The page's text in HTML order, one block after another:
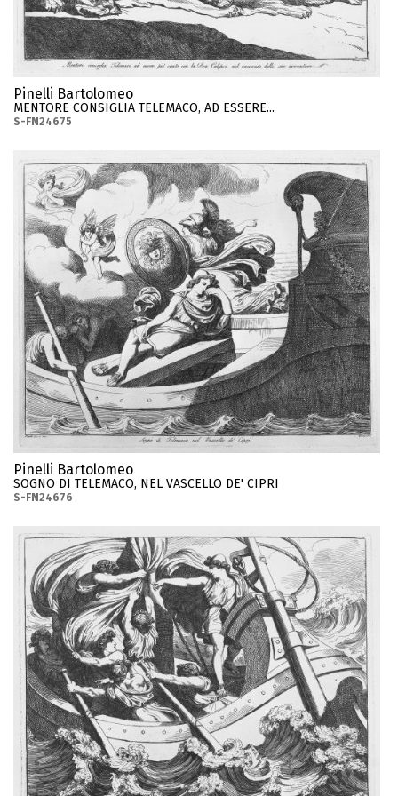
Pinelli Bartolomeo
MENTORE CONSIGLIA TELEMACO, AD ESSERE...
S-FN24675
Pinelli Bartolomeo
SOGNO DI TELEMACO, NEL VASCELLO DE' CIPRI
S-FN24676